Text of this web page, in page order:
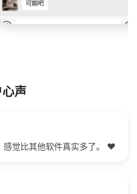
声
感觉比其他软件真实多了。 ❤️